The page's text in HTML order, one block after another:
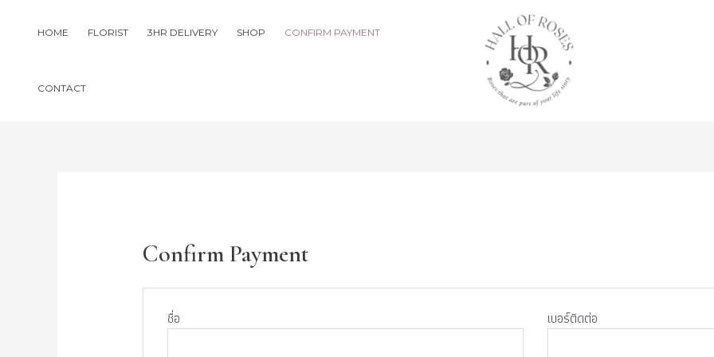
HOME FLORIST 3HR DELIVERY SHOP CONFIRM PAYMENT
CONTACT
Confirm Payment
ชื่อ เบอร์ติดต่อ